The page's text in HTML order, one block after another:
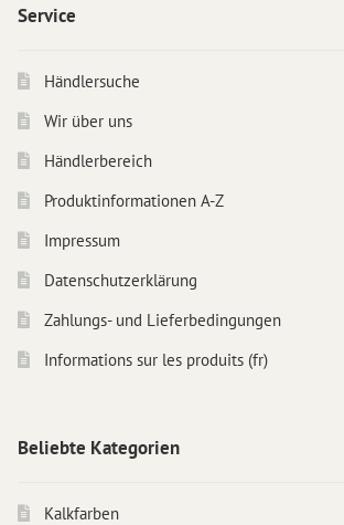
Service
Händlersuche
Wir über uns
Händlerbereich
Produktinformationen A-Z
Impressum
Datenschutzerklärung
Zahlungs- und Lieferbedingungen
Informations sur les produits (fr)
Beliebte Kategorien
Kalkfarben